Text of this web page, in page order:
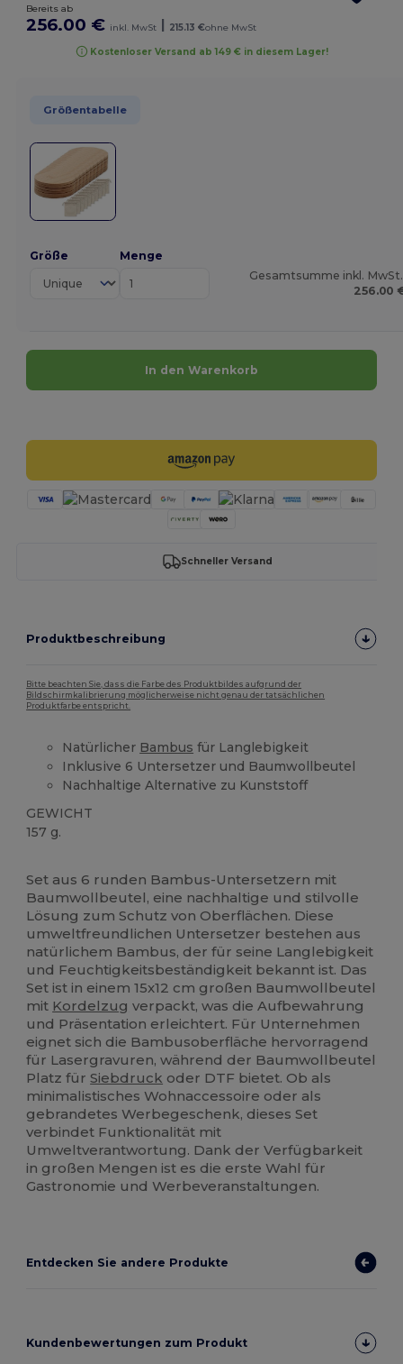
Bereits ab
256.00 € inkl. MwSt | 215.13 €ohne MwSt
Kostenloser Versand ab 149 € in diesem Lager!
Größentabelle
Größe
Menge
Gesamtsumme inkl.
256.00
In den Warenkorb
Schneller Versand
Produktbeschreibung
Bitte beachten Sie, dass die Farbe des Produktbildes aufgrund der
Bildschirmkalibrierung möglicherweise nicht genau der tatsächlichen
Produktfarbe entspricht.
Natürlicher Bambus für Langlebigkeit
Inklusive 6 Untersetzer und Baumwollbeutel
Nachhaltige Alternative zu Kunststoff
GEWICHT
157 g.
Set aus 6 runden Bambus-Untersetzern mit
Baumwollbeutel, eine nachhaltige und stilvolle
Lösung zum Schutz von Oberflächen. Diese
umweltfreundlichen Untersetzer bestehen aus
natürlichem Bambus, der für seine Langlebigkeit
und Feuchtigkeitsbeständigkeit bekannt ist. Das
Set ist in einem 15x12 cm großen Baumwollbeutel
mit Kordelzug verpackt, was die Aufbewahrung
und Präsentation erleichtert. Für Unternehmen
eignet sich die Bambusoberfläche hervorragend
für Lasergravuren, während der Baumwollbeutel
Platz fürSiebdruck oder DTF bietet. Ob als
minimalistisches Wohnaccessoire oder als
gebrandetes Werbegeschenk, dieses Set
verbindet Funktionalität mit
Umweltverantwortung. Dank der Verfügbarkeit
in großen Mengen ist es die erste Wahl für
Gastronomie und Werbeveranstaltungen.
Entdecken Sie andere Produkte
Kundenbewertungen zum Produkt